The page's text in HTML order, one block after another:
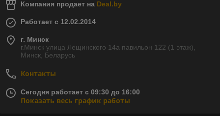
Компания продает на Deal.by
Работает с 12.02.2014
г. Минск
г.Минск улица Лещинского 14а павильон 122 (1 этаж),
Минск, Беларусь
Контакты
Сегодня работает с 09:30 до 16:00
Показать весь график работы